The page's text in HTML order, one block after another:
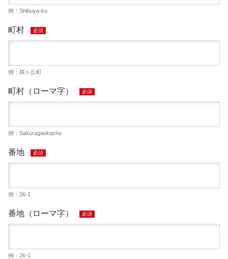
例：Shibuya-ku
町村 必須
例：桜ヶ丘町
町村（ローマ字） 必須
例：Sakuragaokacho
番地 必須
例：26-1
番地（ローマ字） 必須
例：26-1